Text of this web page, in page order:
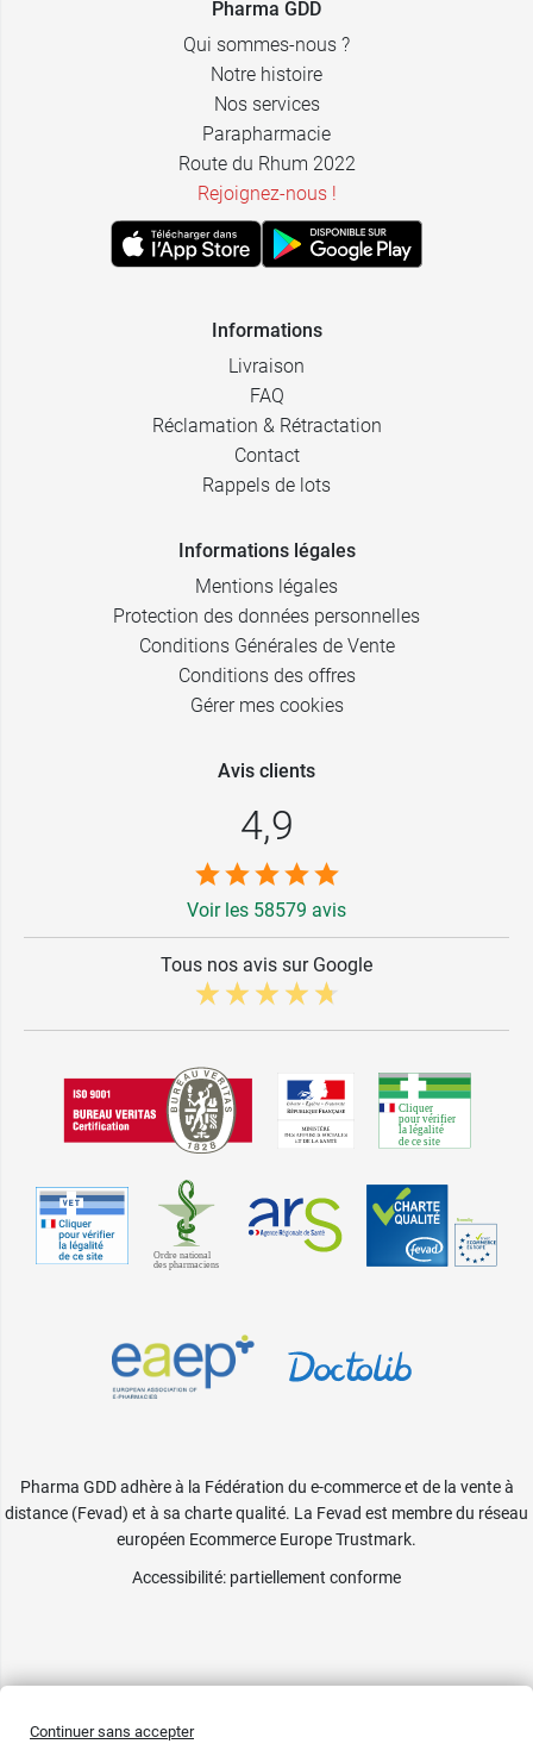
Pharma GDD
Qui sommes-nous ?
Notre histoire
Nos services
Parapharmacie
Route du Rhum 2022
Rejoignez-nous !
Informations
Livraison
FAQ
Réclamation & Rétractation
Contact
Rappels de lots
Informations légales
Mentions légales
Protection des données personnelles
Conditions Générales de Vente
Conditions des offres
Gérer mes cookies
Avis clients
4,9
Voir les 58579 avis
Tous nos avis sur Google
Pharma GDD adhère à la Fédération du e-commerce et de la vente à
distance (Fevad) et à sa charte qualité. La Fevad est membre du réseau
européen Ecommerce Europe Trustmark.
Accessibilité: partiellement conforme
Continuer sans accepter